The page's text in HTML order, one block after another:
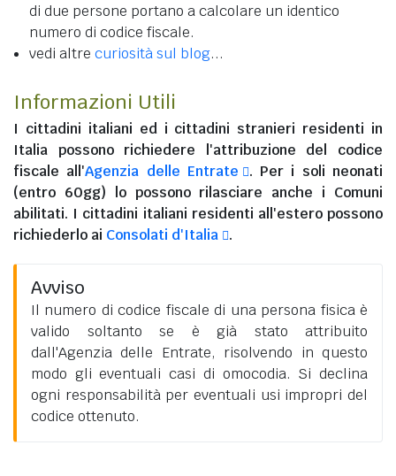
di due persone portano a calcolare un identico
numero di codice fiscale.
vedi altre curiosità sul blog...
Informazioni Utili
I cittadini italiani ed i cittadini stranieri residenti in
Italia possono richiedere l'attribuzione del codice
fiscale all'Agenzia delle Entrate
. Per i soli neonati
(entro 60gg) lo possono rilasciare anche i Comuni
abilitati. I cittadini italiani residenti all'esteropossono
richiederlo ai Consolati d'Italia .
Avviso
Il numero di codice fiscale di una persona fisica è
valido soltanto se è già stato attribuito
dall'Agenzia delle Entrate, risolvendo in questo
modo gli eventuali casi di omocodia. Si declina
ogni responsabilità per eventuali usi impropri del
codice ottenuto.